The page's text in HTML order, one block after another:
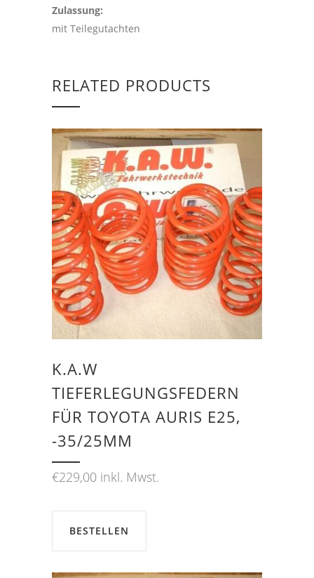
Zulassung:
mit Teilegutachten
RELATED PRODUCTS
K.A.W
TIEFERLEGUNGSFEDERN
FÜR TOYOTA AURIS E25,
-35/25MM
€229,00 inkl. Mwst.
BESTELLEN